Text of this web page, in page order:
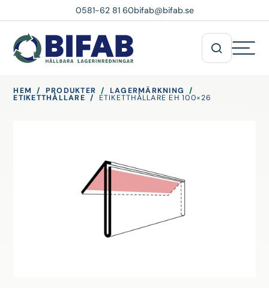
0581-62 81 60bifab@bifab.se
HEM / PRODUKTER / LAGERMÄRKNING
/
ETIKETTHÅLLARE / ETIKETTHÅLLARE EH 100×26